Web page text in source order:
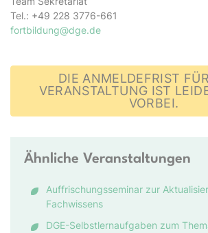
Tel.: +49 228 3776-661
fortbildung@dge.de
DIE ANMELDEFRIST
VERANSTALTUNG IST
VORBEI.
Ähnliche Veranstaltungen
Auffrischungsseminar zur
Fachwissens
DGE-Selbstlernaufgaben zum